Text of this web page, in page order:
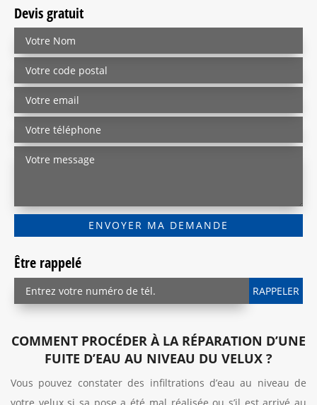
Devis gratuit
Être rappelé
COMMENT PROCÉDER À LA RÉPARATION D’UNE
FUITE D’EAU AU NIVEAU DU VELUX ?
Vous pouvez constater des infiltrations d’eau au niveau de
votre velux si sa pose a été mal réalisée ou s’il est arrivé au